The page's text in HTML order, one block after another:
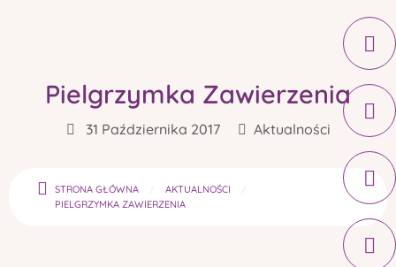
Pielgrzymka Zawierzenia
31 Października 2017 Aktualności
STRONA GŁÓWNA
AKTUALNOŚCI
PIELGRZYMKA ZAWIERZENIA